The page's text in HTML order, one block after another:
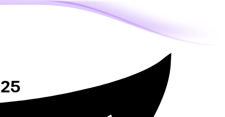
mobile et visibilité.